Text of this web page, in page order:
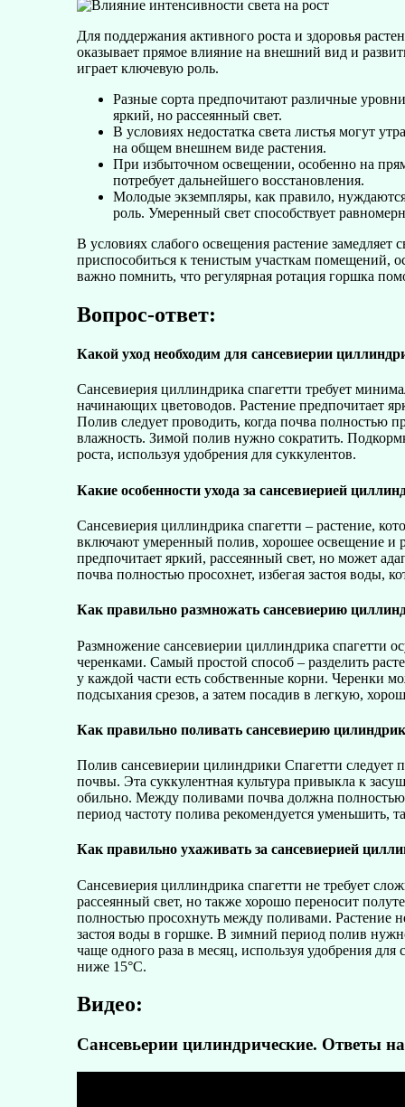
Для поддержания активного роста и здоровья
оказывает прямое влияние на внешний вид и
играет ключевую роль.
Разные сорта предпочитают различные
яркий, но рассеянный свет.
В условиях недостатка света листья могут
на общем внешнем виде растения.
При избыточном освещении, особенно на
потребует дальнейшего восстановления.
Молодые экземпляры, как правило,
роль. Умеренный свет способствует
В условиях слабого освещения растение замедляет
приспособиться к тенистым участкам помещений,
важно помнить, что регулярная ротация горшка
Вопрос-ответ:
Какой уход необходим для сансевиерии
Сансевиерия циллиндрика спагетти требует
начинающих цветоводов. Растение предпочитает
Полив следует проводить, когда почва полностью
влажность. Зимой полив нужно сократить.
роста, используя удобрения для суккулентов.
Какие особенности ухода за сансевиерией
Сансевиерия циллиндрика спагетти – растение,
включают умеренный полив, хорошее освещение и
предпочитает яркий, рассеянный свет, но может
почва полностью просохнет, избегая застоя воды,
Как правильно размножать сансевиерию
Размножение сансевиерии циллиндрика спагетти
черенками. Самый простой способ – разделить
у каждой части есть собственные корни. Черенки
подсыхания срезов, а затем посадив в легкую,
Как правильно поливать сансевиерию
Полив сансевиерии цилиндрики Спагетти следует
почвы. Эта суккулентная культура привыкла к
обильно. Между поливами почва должна
период частоту полива рекомендуется уменьшить,
Как правильно ухаживать за сансевиерией
Сансевиерия циллиндрика спагетти не требует
рассеянный свет, но также хорошо переносит
полностью просохнуть между поливами. Растение
застоя воды в горшке. В зимний период полив
чаще одного раза в месяц, используя удобрения
ниже 15°C.
Видео:
Сансевьерии цилиндрические. Ответы